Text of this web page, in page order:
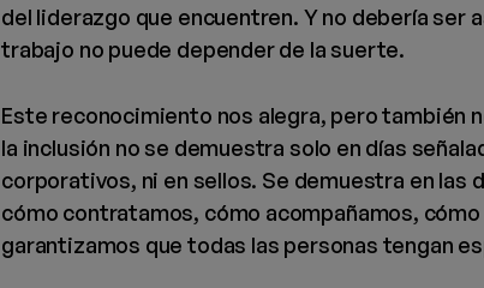
del liderazgo que encuentren. Y no debería ser
trabajo no puede depender de la suerte.
Este reconocimiento nos alegra, pero también
la inclusión no se demuestra solo en días
corporativos, ni en sellos. Se demuestra en las
cómo contratamos, cómo acompañamos,
garantizamos que todas las personas tengan